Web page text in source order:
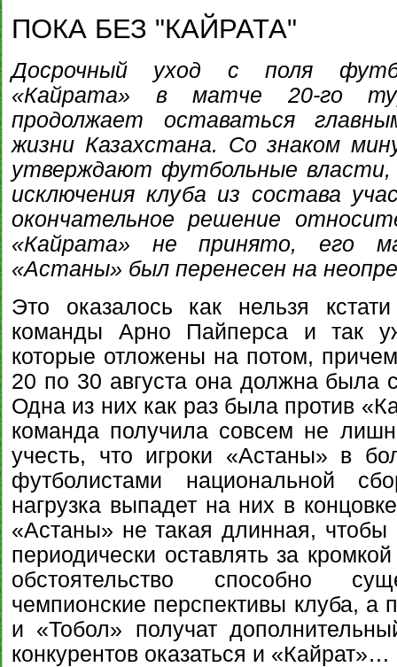
ПОКА БЕЗ "КАЙРАТА"
Досрочный уход с поля
«Кайрата» в матче 20-го
продолжает оставаться
жизни Казахстана. Со знаком
утверждают футбольные
исключения клуба из состава
окончательное решение
«Кайрата» не принято, его
«Астаны» был перенесен на
Это оказалось как нельзя
команды Арно Пайперса и так
которые отложены на потом,
20 по 30 августа она должна была
Одна из них как раз была против
команда получила совсем не
учесть, что игроки «Астаны» в
футболистами национальной
нагрузка выпадет на них в
«Астаны» не такая длинная,
периодически оставлять за
обстоятельство способно
чемпионские перспективы клуба, а
и «Тобол» получат
конкурентов оказаться и «Кайрат»…